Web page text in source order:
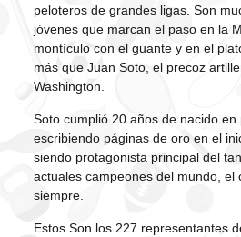
peloteros de grandes ligas. Son
jóvenes que marcan el paso en la
montículo con el guante y en el
más que Juan Soto, el precoz
Washington.
Soto cumplió 20 años de nacido
escribiendo páginas de oro en el
siendo protagonista principal del
actuales campeones del mundo, el
siempre.
Estos Son los 227 representantes